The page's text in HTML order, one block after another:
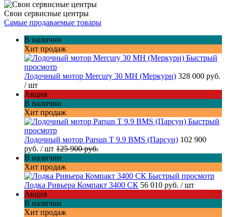
Свои сервисные центры
Самые продаваемые товары
В наличии
Хит продаж
Быстрый
просмотр
Лодочный мотор Mercury 30 MH (Меркури) 328 000 руб.
/ шт
Акция
В наличии
Хит продаж
Быстрый
просмотр
Лодочный мотор Parsun T 9.9 BMS (Парсун) 102 900
руб. / шт 125 900 руб.
В наличии
Хит продаж
Быстрый просмотр
Лодка Ривьера Компакт 3400 СК 56 010 руб. / шт
Акция
В наличии
Хит продаж